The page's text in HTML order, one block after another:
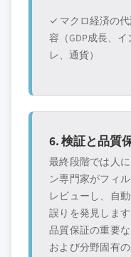
✓ マクロ経済の
容（GDP成長、イ
レ、通貨）
6. 検証と品質
最終段階では人
ン専門家がフィ
レビューし、自
誤りを発見しま
品質保証の重要
および分野固有